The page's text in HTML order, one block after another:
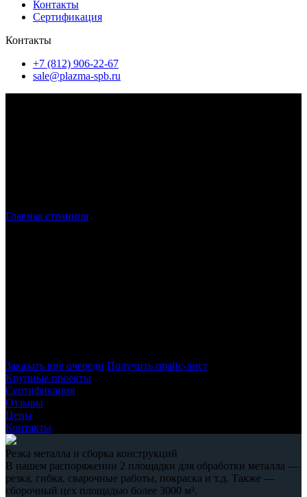
Контакты
Сертификация
Контакты
+7 (812) 906-22-67
sale@plazma-spb.ru
Главная страница
Заказать вне очереди Получить прайс-лист
Крупные проекты
Сертификация
Отзывы
Цены
Контакты
Резка металла и сборка конструкций
В нашем распоряжении 2 площадки для обработки металла —
резка, гибка, сварочные работы, покраска и т.д. Также —
сборочный цех площадью более 3000 м².